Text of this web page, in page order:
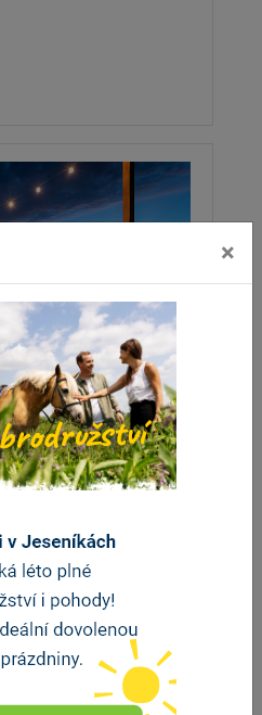
- Maringotka ZA
×